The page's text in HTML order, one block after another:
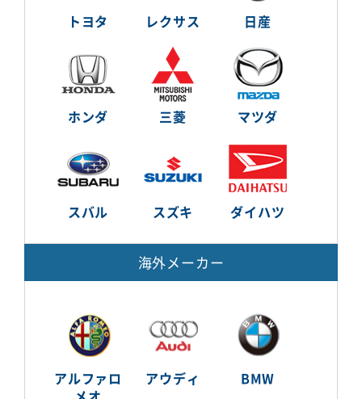
トヨタ レクサス 日産
ホンダ 三菱 マツダ
スバル スズキ ダイハツ
海外メーカー
アルファロ
アウディ BMW